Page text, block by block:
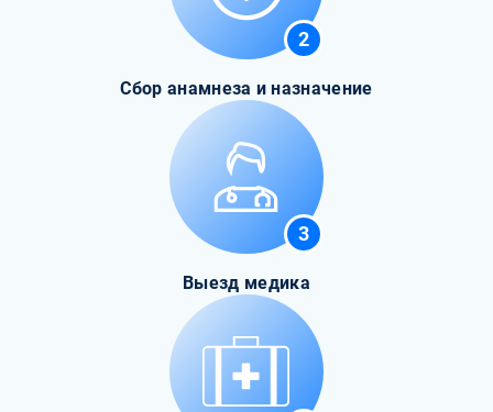
2
Сбор анамнеза и назначение
3
Выезд медика